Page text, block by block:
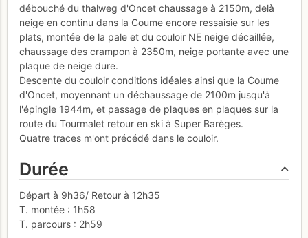
débouché du thalweg d'Oncet chaussage à 2150m, delà
neige en continu dans la Coume encore ressaisie sur les
plats, montée de la pale et du couloir NE neige décaillée,
chaussage des crampon à 2350m, neige portante avec une
plaque de neige dure.
Descente du couloir conditions idéales ainsi que la Coume
d'Oncet, moyennant un déchaussage de 2100m jusqu'à
l'épingle 1944m, et passage de plaques en plaques sur la
route du Tourmalet retour en ski à Super Barèges.
Quatre traces m'ont précédé dans le couloir.
Durée
Départ à 9h36/ Retour à 12h35
T. montée : 1h58
T. parcours : 2h59